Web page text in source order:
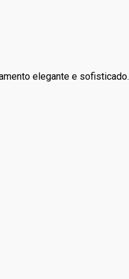
elegante e sofisticado.